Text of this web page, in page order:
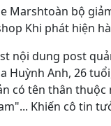
Marshtoàn bộ
Khi phát hiện
nội dung post
Huỳnh Anh, 26
có tên thân
Khiến cô tin